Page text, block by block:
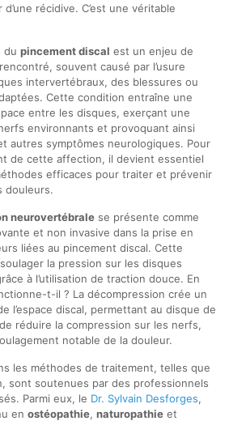
récidive. C’est une véritable
du pincement discal est un enjeu de
souvent causé par l’usure
intervertébraux, des blessures ou
Cette condition entraîne une
entre les disques, exerçant une
environnants et provoquant ainsi
autres symptômes neurologiques. Pour
de cette affection, il devient essentiel
efficaces pour traiter et prévenir
douleurs.
neurovertébralese présente comme
et non invasive dans la prise en
liées au pincement discal. Cette
la pression sur les disques
à l’utilisation de traction douce. En
t-il ? La décompression crée un
l’espace discal, permettant au disque de
réduire la compression sur les nerfs,
notable de la douleur.
les méthodes de traitement, telles que
sont soutenues par des professionnels
Parmi eux, le Dr. Sylvain Desforges,
en ostéopathie, naturopathieet